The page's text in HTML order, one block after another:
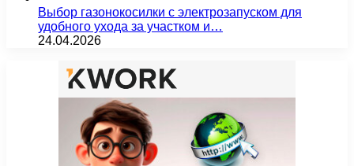
Выбор газонокосилки с электрозапуском для
удобного ухода за участком и…
24.04.2026